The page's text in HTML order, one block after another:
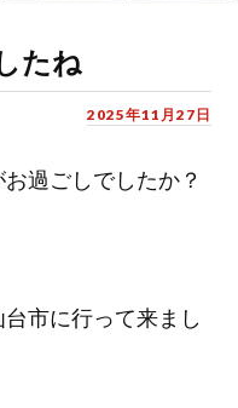
たね
2025年11月27日
過ごしでしたか？
市に行って来まし